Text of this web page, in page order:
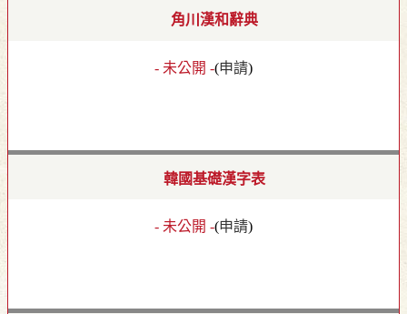
角川漢和辭典
- 未公開 -(申請)
韓國基礎漢字表
- 未公開 -(申請)